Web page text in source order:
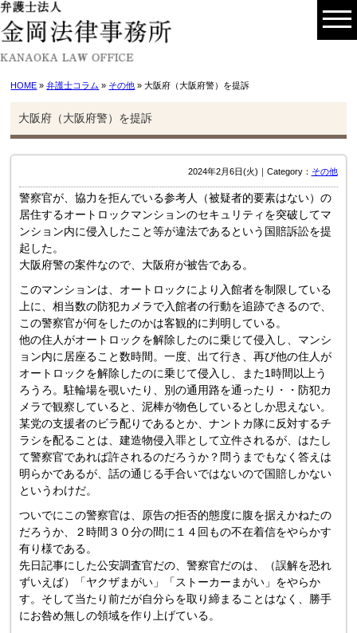
HOME »弁護士コラム » その他 » 大阪府（大阪府警）を提訴
大阪府（大阪府警）を提訴
2024年2月6日(火)｜Category： その他
警察官が、協力を拒んでいる参考人（被疑者的要素はない）の
居住するオートロックマンションのセキュリティを突破してマ
ンション内に侵入したこと等が違法であるという国賠訴訟を提
起した。
大阪府警の案件なので、大阪府が被告である。
このマンションは、オートロックにより入館者を制限している
上に、相当数の防犯カメラで入館者の行動を追跡できるので、
この警察官が何をしたのかは客観的に判明している。
他の住人がオートロックを解除したのに乗じて侵入し、マンシ
ョン内に居座ること数時間。一度、出て行き、再び他の住人が
オートロックを解除したのに乗じて侵入し、また1時間以上う
ろうろ。駐輪場を覗いたり、別の通用路を通ったり・・防犯カ
メラで観察していると、泥棒が物色しているとしか思えない。
某党の支援者のビラ配りであるとか、ナントカ隊に反対するチ
ラシを配ることは、建造物侵入罪として立件されるが、はたし
て警察官であれば許されるのだろうか？問うまでもなく答えは
明らかであるが、話の通じる手合いではないので国賠しかない
というわけだ。
ついでにこの警察官は、原告の拒否的態度に腹を据えかねたの
だろうか、２時間３０分の間に１４回もの不在着信をやらかす
有り様である。
先日記事にした公安調査官だの、警察官だのは、（誤解を恐れ
ずいえば）「ヤクザまがい」「ストーカーまがい」をやらか
す。そして当たり前だが自分らを取り締まることはなく、勝手
にお咎め無しの領域を作り上げている。